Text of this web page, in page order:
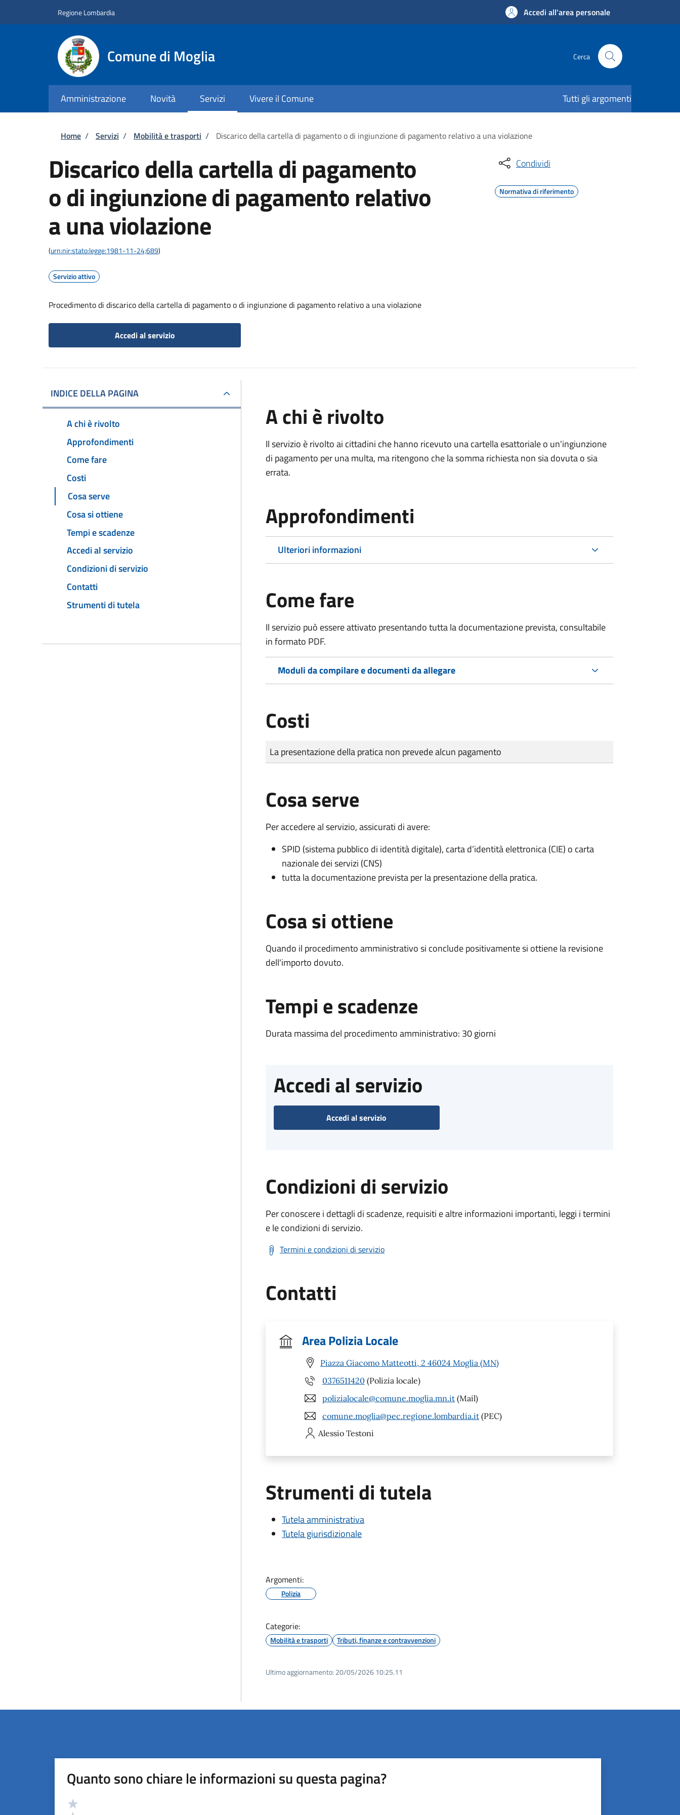
Regione Lombardia Accedi all'area personale
Comune di Moglia Cerca
Amministrazione Novità Servizi Vivere il Comune Tutti gli argomenti
Briciole di pane
Home / Servizi / Mobilità e trasporti / Discarico della cartella di pagamento o di ingiunzione di pagamento relativo a una violazione
Discarico della cartella di pagamento
o di ingiunzione di pagamento relativo
a una violazione
(urn:nir:stato:legge:1981-11-24;689)
Servizio attivo
Procedimento di discarico della cartella di pagamento o di ingiunzione di pagamento relativo a una violazione
Accedi al servizio
Condividi
Normativa di riferimento
INDICE DELLA PAGINA
A chi è rivolto
Approfondimenti
Come fare
Costi
Cosa serve
Cosa si ottiene
Tempi e scadenze
Accedi al servizio
Condizioni di servizio
Contatti
Strumenti di tutela
A chi è rivolto
Il servizio è rivolto ai cittadini che hanno ricevuto una cartella esattoriale o un'ingiunzione
di pagamento per una multa, ma ritengono che la somma richiesta non sia dovuta o sia
errata.
Approfondimenti
Ulteriori informazioni
Come fare
Il servizio può essere attivato presentando tutta la documentazione prevista, consultabile
in formato PDF.
Moduli da compilare e documenti da allegare
Costi
Tipo di pagamento
Importo
La presentazione della pratica non prevede alcun pagamento
Cosa serve
Per accedere al servizio, assicurati di avere:
SPID (sistema pubblico di identità digitale), carta d’identità elettronica (CIE) o carta
nazionale dei servizi (CNS)
tutta la documentazione prevista per la presentazione della pratica.
Cosa si ottiene
Quando il procedimento amministrativo si conclude positivamente si ottiene la revisione
dell'importo dovuto.
Tempi e scadenze
Durata massima del procedimento amministrativo: 30 giorni
Accedi al servizio
Accedi al servizio
Condizioni di servizio
Per conoscere i dettagli di scadenze, requisiti e altre informazioni importanti, leggi i termini
e le condizioni di servizio.
Termini e condizioni di servizio
Contatti
Area Polizia Locale
Piazza Giacomo Matteotti, 2 46024 Moglia (MN)
0376511420 (Polizia locale)
polizialocale@comune.moglia.mn.it (Mail)
comune.moglia@pec.regione.lombardia.it (PEC)
Alessio Testoni
Strumenti di tutela
Tutela amministrativa
Tutela giurisdizionale
Argomenti:
Polizia
Categorie:
Mobilità e trasporti Tributi, finanze e contravvenzioni
Ultimo aggiornamento: 20/05/2026 10:25.11
Quanto sono chiare le informazioni su questa pagina?
Valutazione